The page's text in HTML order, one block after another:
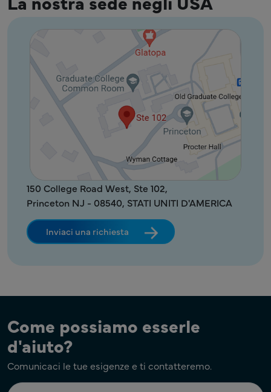
150 College Road West, Ste 102,
Princeton NJ - 08540, STATI UNITI D'AMERICA
Inviaci una richiesta
Come possiamo esserle
d'aiuto?
Comunicaci le tue esigenze e ti contatteremo.